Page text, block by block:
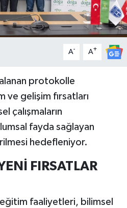
A- A+
protokolle
gelişim fırsatları
çalışmaların
fayda sağlayan
hedefleniyor.
FIRSATLAR
faaliyetleri, bilimsel